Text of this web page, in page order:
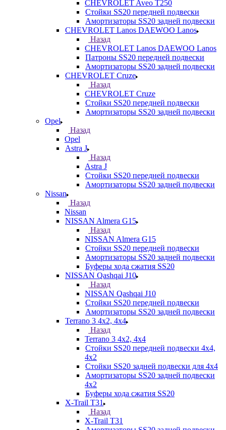
CHEVROLET Aveo T250
Стойки SS20 передней подвески
Амортизаторы SS20 задней подвески
CHEVROLET Lanos DAEWOO Lanos
Назад
CHEVROLET Lanos DAEWOO Lanos
Патроны SS20 передней подвески
Амортизаторы SS20 задней подвески
CHEVROLET Cruze
Назад
CHEVROLET Cruze
Стойки SS20 передней подвески
Амортизаторы SS20 задней подвески
Opel
Назад
Opel
Astra J
Назад
Astra J
Стойки SS20 передней подвески
Амортизаторы SS20 задней подвески
Nissan
Назад
Nissan
NISSAN Almera G15
Назад
NISSAN Almera G15
Стойки SS20 передней подвески
Амортизаторы SS20 задней подвески
Буферы хода сжатия SS20
NISSAN Qashqai J10
Назад
NISSAN Qashqai J10
Стойки SS20 передней подвески
Амортизаторы SS20 задней подвески
Terrano 3 4х2, 4х4
Назад
Terrano 3 4х2, 4х4
Стойки SS20 передней подвески 4х4,
4x2
Стойки SS20 задней подвески для 4х4
Амортизаторы SS20 задней подвески
4х2
Буферы хода сжатия SS20
X-Trail T31
Назад
X-Trail T31